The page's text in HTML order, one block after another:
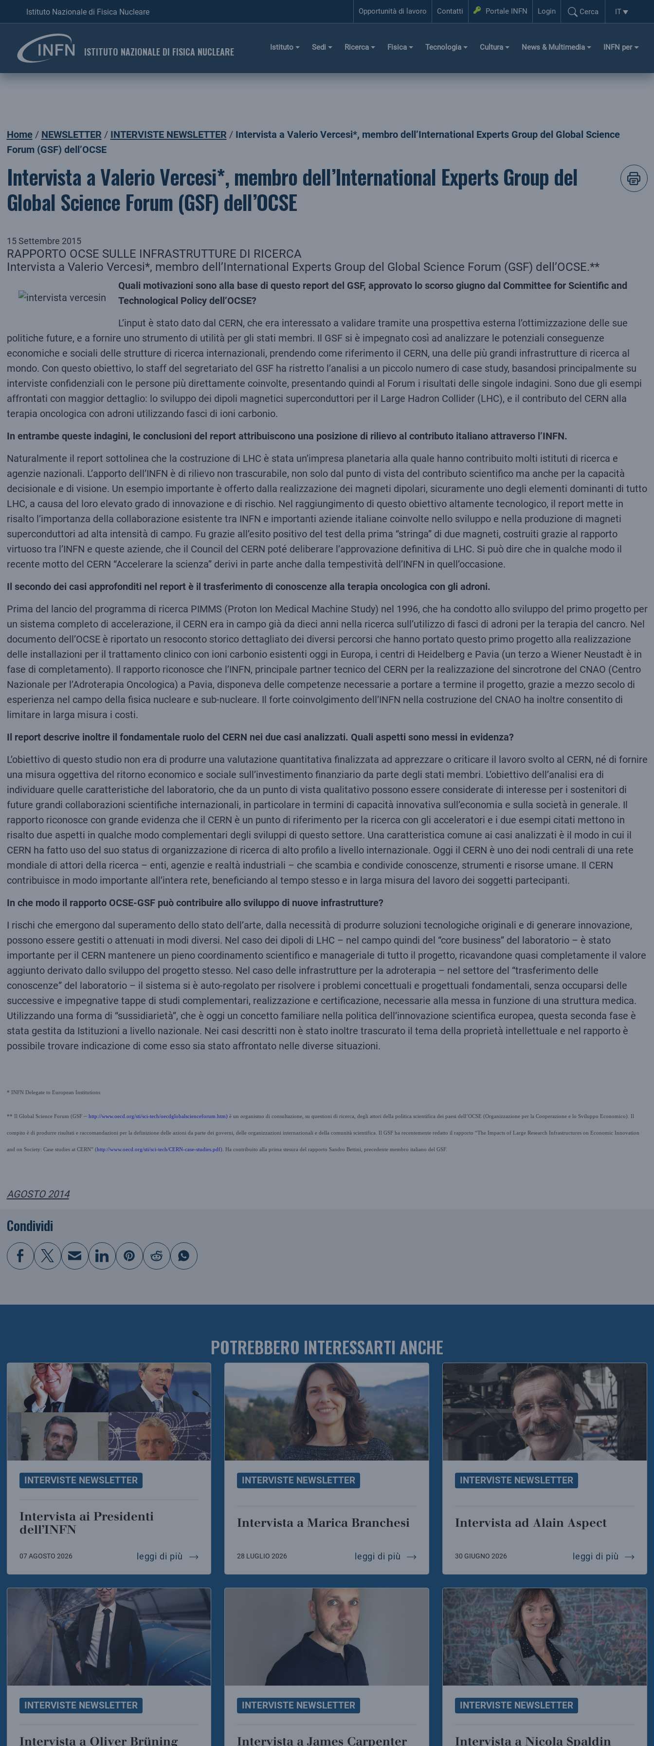
Istituto Nazionale di Fisica Nucleare Opportunità di lavoro Contatti Portale INFN Login
Login
Cerca
Cerca...
Selezione
IT
ISTITUTO NAZIONALE DI FISICA NUCLEARE Istituto Sedi Ricerca Fisica Tecnologia Cultura News & Multimedia INFN per
Home NEWSLETTER INTERVISTE NEWSLETTER
Intervista a Valerio Vercesi*, membro dell’International Experts Group del Global Science
Forum (GSF) dell’OCSE
Intervista a Valerio Vercesi*, membro dell’International Experts Group del
Global Science Forum (GSF) dell’OCSE
15 Settembre 2015
RAPPORTO OCSE SULLE INFRASTRUTTURE DI RICERCA
Intervista a Valerio Vercesi*, membro dell’International Experts Group del Global Science Forum (GSF) dell’OCSE.**
Quali motivazioni sono alla base di questo report del GSF, approvato lo scorso giugno dal Committee for Scientific and
Technological Policy dell’OCSE?
L’input è stato dato dal CERN, che era interessato a validare tramite una prospettiva esterna l’ottimizzazione delle sue
politiche future, e a fornire uno strumento di utilità per gli stati membri. Il GSF si è impegnato così ad analizzare le potenziali conseguenze
economiche e sociali delle strutture di ricerca internazionali, prendendo come riferimento il CERN, una delle più grandi infrastrutture di ricerca al
mondo. Con questo obiettivo, lo staff del segretariato del GSF ha ristretto l’analisi a un piccolo numero di case study, basandosi principalmente su
interviste confidenziali con le persone più direttamente coinvolte, presentando quindi al Forum i risultati delle singole indagini. Sono due gli esempi
affrontati con maggior dettaglio: lo sviluppo dei dipoli magnetici superconduttori per il Large Hadron Collider (LHC), e il contributo del CERN alla
terapia oncologica con adroni utilizzando fasci di ioni carbonio.
In entrambe queste indagini, le conclusioni del report attribuiscono una posizione di rilievo al contributo italiano attraverso l’INFN.
Naturalmente il report sottolinea che la costruzione di LHC è stata un’impresa planetaria alla quale hanno contribuito molti istituti di ricerca e
agenzie nazionali. L’apporto dell’INFN è di rilievo non trascurabile, non solo dal punto di vista del contributo scientifico ma anche per la capacità
decisionale e di visione. Un esempio importante è offerto dalla realizzazione dei magneti dipolari, sicuramente uno degli elementi dominanti di tutto
LHC, a causa del loro elevato grado di innovazione e di rischio. Nel raggiungimento di questo obiettivo altamente tecnologico, il report mette in
risalto l’importanza della collaborazione esistente tra INFN e importanti aziende italiane coinvolte nello sviluppo e nella produzione di magneti
superconduttori ad alta intensità di campo. Fu grazie all’esito positivo del test della prima “stringa” di due magneti, costruiti grazie al rapporto
virtuoso tra l’INFN e queste aziende, che il Council del CERN poté deliberare l’approvazione definitiva di LHC. Si può dire che in qualche modo il
recente motto del CERN “Accelerare la scienza” derivi in parte anche dalla tempestività dell’INFN in quell’occasione.
Il secondo dei casi approfonditi nel report è il trasferimento di conoscenze alla terapia oncologica con gli adroni.
Prima del lancio del programma di ricerca PIMMS (Proton Ion Medical Machine Study) nel 1996, che ha condotto allo sviluppo del primo progetto per
un sistema completo di accelerazione, il CERN era in campo già da dieci anni nella ricerca sull’utilizzo di fasci di adroni per la terapia del cancro. Nel
documento dell’OCSE è riportato un resoconto storico dettagliato dei diversi percorsi che hanno portato questo primo progetto alla realizzazione
delle installazioni per il trattamento clinico con ioni carbonio esistenti oggi in Europa, i centri di Heidelberg e Pavia (un terzo a Wiener Neustadt è in
fase di completamento). Il rapporto riconosce che l’INFN, principale partner tecnico del CERN per la realizzazione del sincrotrone del CNAO (Centro
Nazionale per l’Adroterapia Oncologica) a Pavia, disponeva delle competenze necessarie a portare a termine il progetto, grazie a mezzo secolo di
esperienza nel campo della fisica nucleare e sub-nucleare. Il forte coinvolgimento dell’INFN nella costruzione del CNAO ha inoltre consentito di
limitare in larga misura i costi.
Il report descrive inoltre il fondamentale ruolo del CERN nei due casi analizzati. Quali aspetti sono messi in evidenza?
L’obiettivo di questo studio non era di produrre una valutazione quantitativa finalizzata ad apprezzare o criticare il lavoro svolto al CERN, né di fornire
una misura oggettiva del ritorno economico e sociale sull’investimento finanziario da parte degli stati membri. L’obiettivo dell’analisi era di
individuare quelle caratteristiche del laboratorio, che da un punto di vista qualitativo possono essere considerate di interesse per i sostenitori di
future grandi collaborazioni scientifiche internazionali, in particolare in termini di capacità innovativa sull’economia e sulla società in generale. Il
rapporto riconosce con grande evidenza che il CERN è un punto di riferimento per la ricerca con gli acceleratori e i due esempi citati mettono in
risalto due aspetti in qualche modo complementari degli sviluppi di questo settore. Una caratteristica comune ai casi analizzati è il modo in cui il
CERN ha fatto uso del suo status di organizzazione di ricerca di alto profilo a livello internazionale. Oggi il CERN è uno dei nodi centrali di una rete
mondiale di attori della ricerca – enti, agenzie e realtà industriali – che scambia e condivide conoscenze, strumenti e risorse umane. Il CERN
contribuisce in modo importante all’intera rete, beneficiando al tempo stesso e in larga misura del lavoro dei soggetti partecipanti.
In che modo il rapporto OCSE-GSF può contribuire allo sviluppo di nuove infrastrutture?
I rischi che emergono dal superamento dello stato dell’arte, dalla necessità di produrre soluzioni tecnologiche originali e di generare innovazione,
possono essere gestiti o attenuati in modi diversi. Nel caso dei dipoli di LHC – nel campo quindi del “core business” del laboratorio – è stato
importante per il CERN mantenere un pieno coordinamento scientifico e manageriale di tutto il progetto, ricavandone quasi completamente il valore
aggiunto derivato dallo sviluppo del progetto stesso. Nel caso delle infrastrutture per la adroterapia – nel settore del “trasferimento delle
conoscenze” del laboratorio – il sistema si è auto-regolato per risolvere i problemi concettuali e progettuali fondamentali, senza occuparsi delle
successive e impegnative tappe di studi complementari, realizzazione e certificazione, necessarie alla messa in funzione di una struttura medica.
Utilizzando una forma di “sussidiarietà”, che è oggi un concetto familiare nella politica dell’innovazione scientifica europea, questa seconda fase è
stata gestita da Istituzioni a livello nazionale. Nei casi descritti non è stato inoltre trascurato il tema della proprietà intellettuale e nel rapporto è
possibile trovare indicazione di come esso sia stato affrontato nelle diverse situazioni.
* INFN Delegate to European Institutions
** Il Global Science Forum (GSF – http://www.oecd.org/sti/sci-tech/oecdglobalscienceforum.htm) è un organismo di consultazione, su questioni di ricerca, degli attori della politica scientifica dei paesi dell’OCSE (Organizzazione per la Cooperazione e lo Sviluppo Economico). Il
compito è di produrre risultati e raccomandazioni per la definizione delle azioni da parte dei governi, delle organizzazioni internazionali e della comunità scientifica. Il GSF ha recentemente redatto il rapporto “The Impacts of Large Research Infrastructures on Economic Innovation
and on Society: Case studies at CERN” (http://www.oecd.org/sti/sci-tech/CERN-case-studies.pdf) Ha contribuito alla prima stesura del rapporto Sandro Bettini, precedente membro italiano del GSF.
AGOSTO 2014
Condividi
POTREBBERO INTERESSARTI ANCHE
INTERVISTE NEWSLETTER
Intervista ai Presidenti
dell’INFN
07 AGOSTO 2026 leggi di più intervista ai presidenti dell’infn
INTERVISTE NEWSLETTER
Intervista a Marica Branchesi
28 LUGLIO 2026 leggi di più intervista a marica branchesi
INTERVISTE NEWSLETTER
Intervista ad Alain Aspect
30 GIUGNO 2026 leggi di più
INTERVISTE NEWSLETTER
Intervista a Oliver Brüning
INTERVISTE NEWSLETTER
Intervista a James Carpenter
INTERVISTE NEWSLETTER
Intervista a Nicola Spaldin